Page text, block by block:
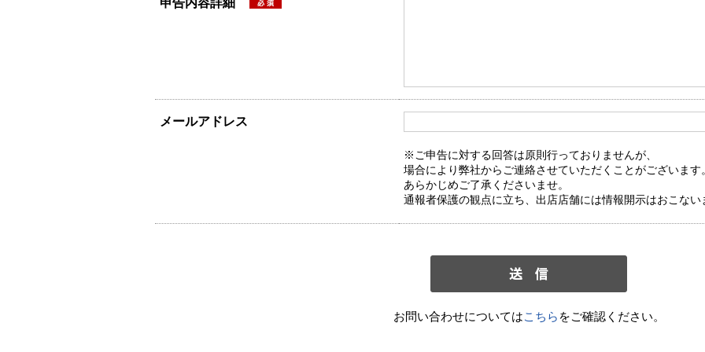
申告内容詳細
メールアドレス
※ご申告に対する回答は原則行っておりませんが、
場合により弊社からご連絡させていただくことがございます。
あらかじめご了承くださいませ。
通報者保護の観点に立ち、出店店舗には情報開示はおこない
お問い合わせについてはこちら をご確認ください。